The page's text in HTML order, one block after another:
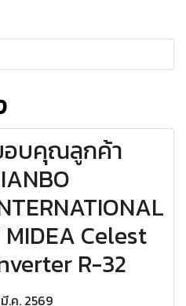
บคุณลูกค้า
Celest
R-32
.ค. 2569